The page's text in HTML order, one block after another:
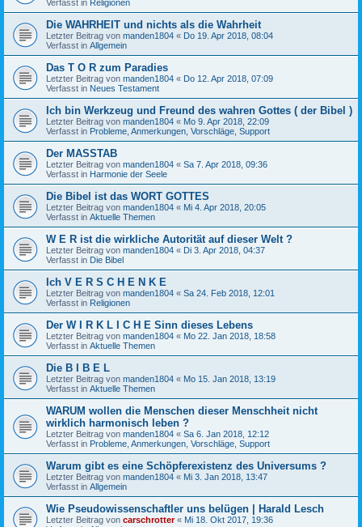
Verfasst in Religionen
Die WAHRHEIT und nichts als die Wahrheit
Letzter Beitrag von manden1804 « Do 19. Apr 2018, 08:04
Verfasst in Allgemein
Das T O R zum Paradies
Letzter Beitrag von manden1804 « Do 12. Apr 2018, 07:09
Verfasst in Neues Testament
Ich bin Werkzeug und Freund des wahren Gottes ( der Bibel )
Letzter Beitrag von manden1804 « Mo 9. Apr 2018, 22:09
Verfasst in Probleme, Anmerkungen, Vorschläge, Support
Der MASSTAB
Letzter Beitrag von manden1804 « Sa 7. Apr 2018, 09:36
Verfasst in Harmonie der Seele
Die Bibel ist das WORT GOTTES
Letzter Beitrag von manden1804 « Mi 4. Apr 2018, 20:05
Verfasst in Aktuelle Themen
W E R ist die wirkliche Autorität auf dieser Welt ?
Letzter Beitrag von manden1804 « Di 3. Apr 2018, 04:37
Verfasst in Die Bibel
Ich V E R S C H E N K E
Letzter Beitrag von manden1804 « Sa 24. Feb 2018, 12:01
Verfasst in Religionen
Der W I R K L I C H E Sinn dieses Lebens
Letzter Beitrag von manden1804 « Mo 22. Jan 2018, 18:58
Verfasst in Aktuelle Themen
Die B I B E L
Letzter Beitrag von manden1804 « Mo 15. Jan 2018, 13:19
Verfasst in Aktuelle Themen
WARUM wollen die Menschen dieser Menschheit nicht
wirklich harmonisch leben ?
Letzter Beitrag von manden1804 « Sa 6. Jan 2018, 12:12
Verfasst in Probleme, Anmerkungen, Vorschläge, Support
Warum gibt es eine Schöpferexistenz des Universums ?
Letzter Beitrag von manden1804 « Mi 3. Jan 2018, 13:47
Verfasst in Allgemein
Wie Pseudowissenschaftler uns belügen | Harald Lesch
Letzter Beitrag von carschrotter« Mi 18. Okt 2017, 19:36